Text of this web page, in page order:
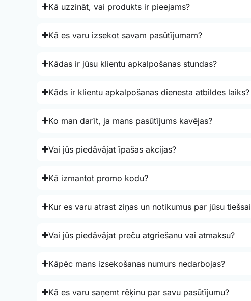
Kā uzzināt, vai produkts ir pieejams?
Kā es varu izsekot savam pasūtījumam?
Kādas ir jūsu klientu apkalpošanas stundas?
Kāds ir klientu apkalpošanas dienesta atbildes laiks?
Ko man darīt, ja mans pasūtījums kavējas?
Vai jūs piedāvājat īpašas akcijas?
Kā izmantot promo kodu?
Kur es varu atrast ziņas un notikumus par jūsu
Vai jūs piedāvājat preču atgriešanu vai atmaksu?
Kāpēc mans izsekošanas numurs nedarbojas?
Kā es varu saņemt rēķinu par savu pasūtījumu?